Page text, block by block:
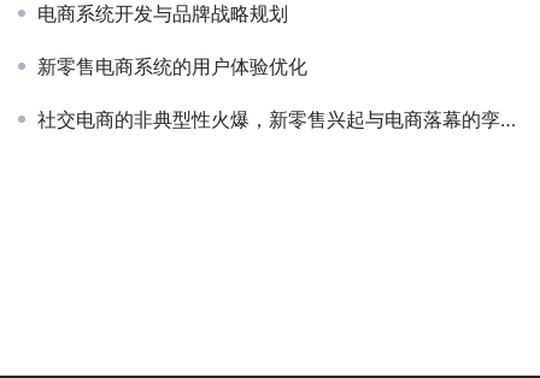
电商系统开发与品牌战略规划
新零售电商系统的用户体验优化
社交电商的非典型性火爆，新零售兴起与电商落幕的孪生体